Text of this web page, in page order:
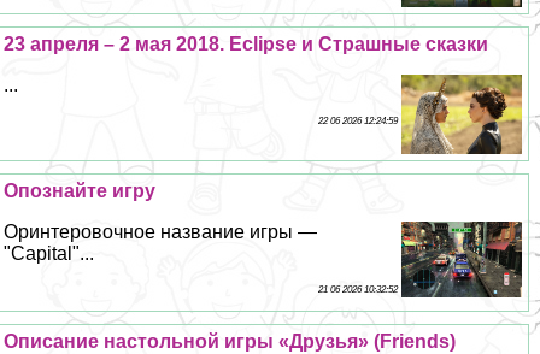
23 апреля – 2 мая 2018. Eclipse и Страшные сказки
...
22 06 2026 12:24:59
Опознайте игру
Оринтеровочное название игры —
"Capital"...
21 06 2026 10:32:52
Описание настольной игры «Друзья» (Friends)